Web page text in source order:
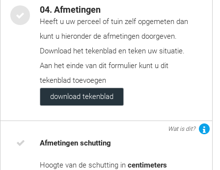
04. Afmetingen
Heeft u uw perceel of tuin zelf opgemeten dan
kunt u hieronder de afmetingen doorgeven.
Download het tekenblad en teken uw situatie.
Aan het einde van dit formulier kunt u dit
tekenblad toevoegen
download tekenblad
Wat is dit?
Afmetingen schutting
Hoogte van de schutting in centimeters